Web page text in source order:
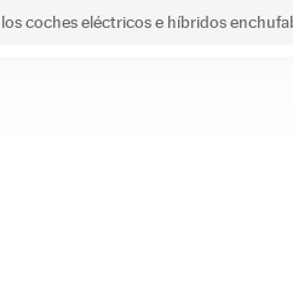
coches eléctricos e híbridos